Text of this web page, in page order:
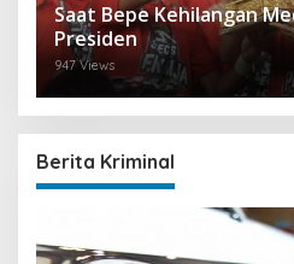
Saat Bepe Kehilangan
Presiden
947 Views
Berita Kriminal